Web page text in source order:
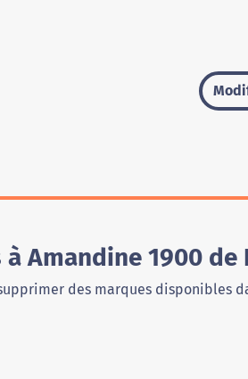
Amandine 1900 de
des marques disponibles